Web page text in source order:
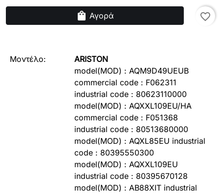
shopping_bag Αγορά favorite_border
Μοντέλο:
ARISTON
model(MOD) : AQM9D49UEUB
commercial code : F062311
industrial code : 80623110000
model(MOD) : AQXXL109EU/HA
commercial code : F051368
industrial code : 80513680000
model(MOD) : AQXL85EU industrial
code : 80395550300
model(MOD) : AQXXL109EU
industrial code : 80395670128
model(MOD) : AB88XIT industrial